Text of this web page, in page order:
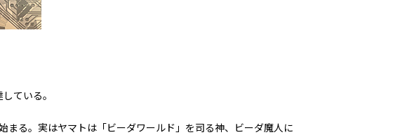
ている。
る。実はヤマトは「ビーダワールド」を司る神、ビーダ魔人に